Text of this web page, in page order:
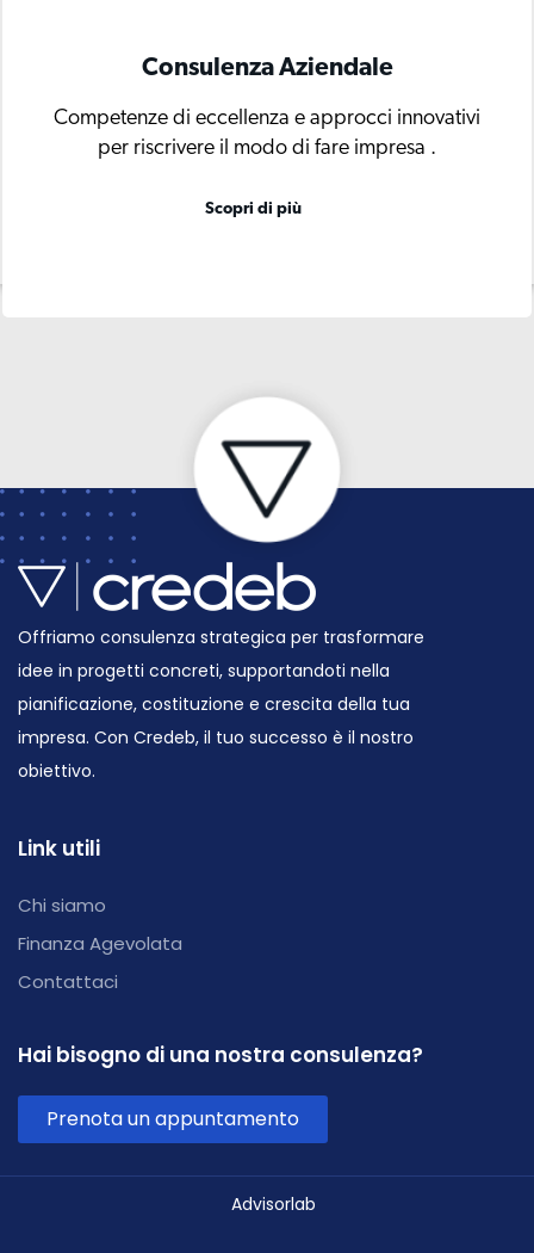
Consulenza Aziendale
Competenze di eccellenza e approcci innovativi
per riscrivere il modo di fare impresa .
Scopri di più
Consulenza Aziendale
Competenze di eccellenza e approcci innovativi
per riscrivere il modo di fare impresa.
Scopri di più
Offriamo consulenza strategica per trasformare
idee in progetti concreti, supportandoti nella
pianificazione, costituzione e crescita della tua
impresa. Con Credeb, il tuo successo è il nostro
obiettivo.
Link utili
Chi siamo
Finanza Agevolata
Contattaci
Hai bisogno di una nostra consulenza?
Prenota un appuntamento
Advisorlab